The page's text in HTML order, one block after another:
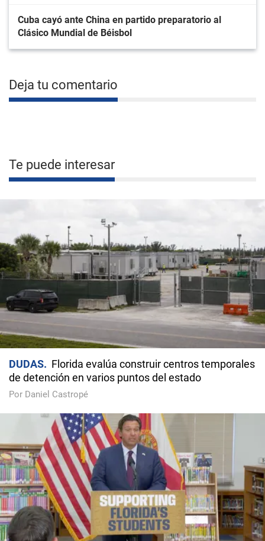
Cuba cayó ante China en partido preparatorio al
Clásico Mundial de Béisbol
Deja tu comentario
Te puede interesar
DUDAS
Florida evalúa construir centros temporales
de detención en varios puntos del estado
Por Daniel Castropé